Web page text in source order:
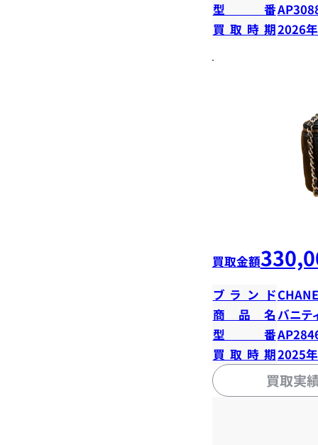
型番
買取時期2026
買取金額
ブランド
商品名バニテ
型番
買取時期2025
買取実